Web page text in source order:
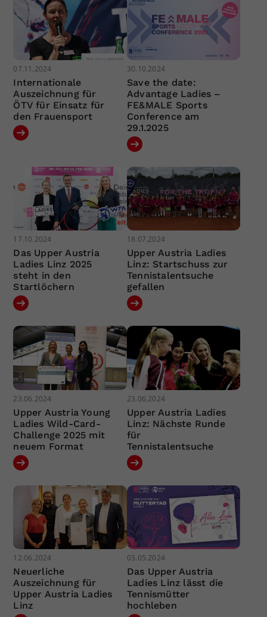
07.11.2024
Internationale
Auszeichnung für
ÖTV für Einsatz für
den Frauensport
30.10.2024
Save the date:
Advantage Ladies –
FE&MALE Sports
Conference am
29.1.2025
17.10.2024
Das Upper Austria
Ladies Linz 2025
steht in den
Startlöchern
18.07.2024
Upper Austria Ladies
Linz: Startschuss zur
Tennistalentsuche
gefallen
23.06.2024
Upper Austria Young
Ladies Wild-Card-
Challenge 2025 mit
neuem Format
23.06.2024
Upper Austria Ladies
Linz: Nächste Runde
für
Tennistalentsuche
12.06.2024
Neuerliche
Auszeichnung für
Upper Austria Ladies
Linz
03.05.2024
Das Upper Austria
Ladies Linz lässt die
Tennismütter
hochleben